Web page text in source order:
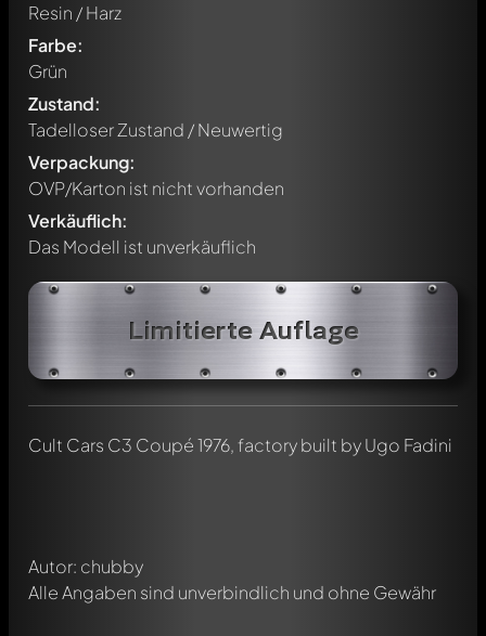
Resin / Harz
Farbe:
Grün
Zustand:
Tadelloser Zustand / Neuwertig
Verpackung:
OVP/Karton ist nicht vorhanden
Verkäuflich:
Das Modell ist unverkäuflich
Limitierte Auflage
Cult Cars C3 Coupé 1976, factory built by Ugo Fadini
Autor: chubby
Alle Angaben sind unverbindlich und ohne Gewähr
Schreibe jetzt einen ersten Kommentar zu diesem Modell!
Jeder Kommentar kann von allen Mitgliedern diskutiert
Erwähne andere Modelly-Mitglieder durch die